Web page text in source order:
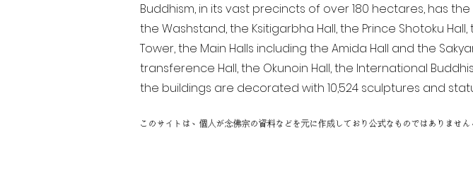
Buddhism, in its vast precincts of over 180 hectares, has
the Washstand, the Ksitigarbha Hall, the Prince Shotoku
Tower, the Main Halls including the Amida Hall and the
transference Hall, the Okunoin Hall, the International
the buildings are decorated with 10,524 sculptures and
このサイトは、個人が念佛宗の資料などを元に作成しており公式なものではありません